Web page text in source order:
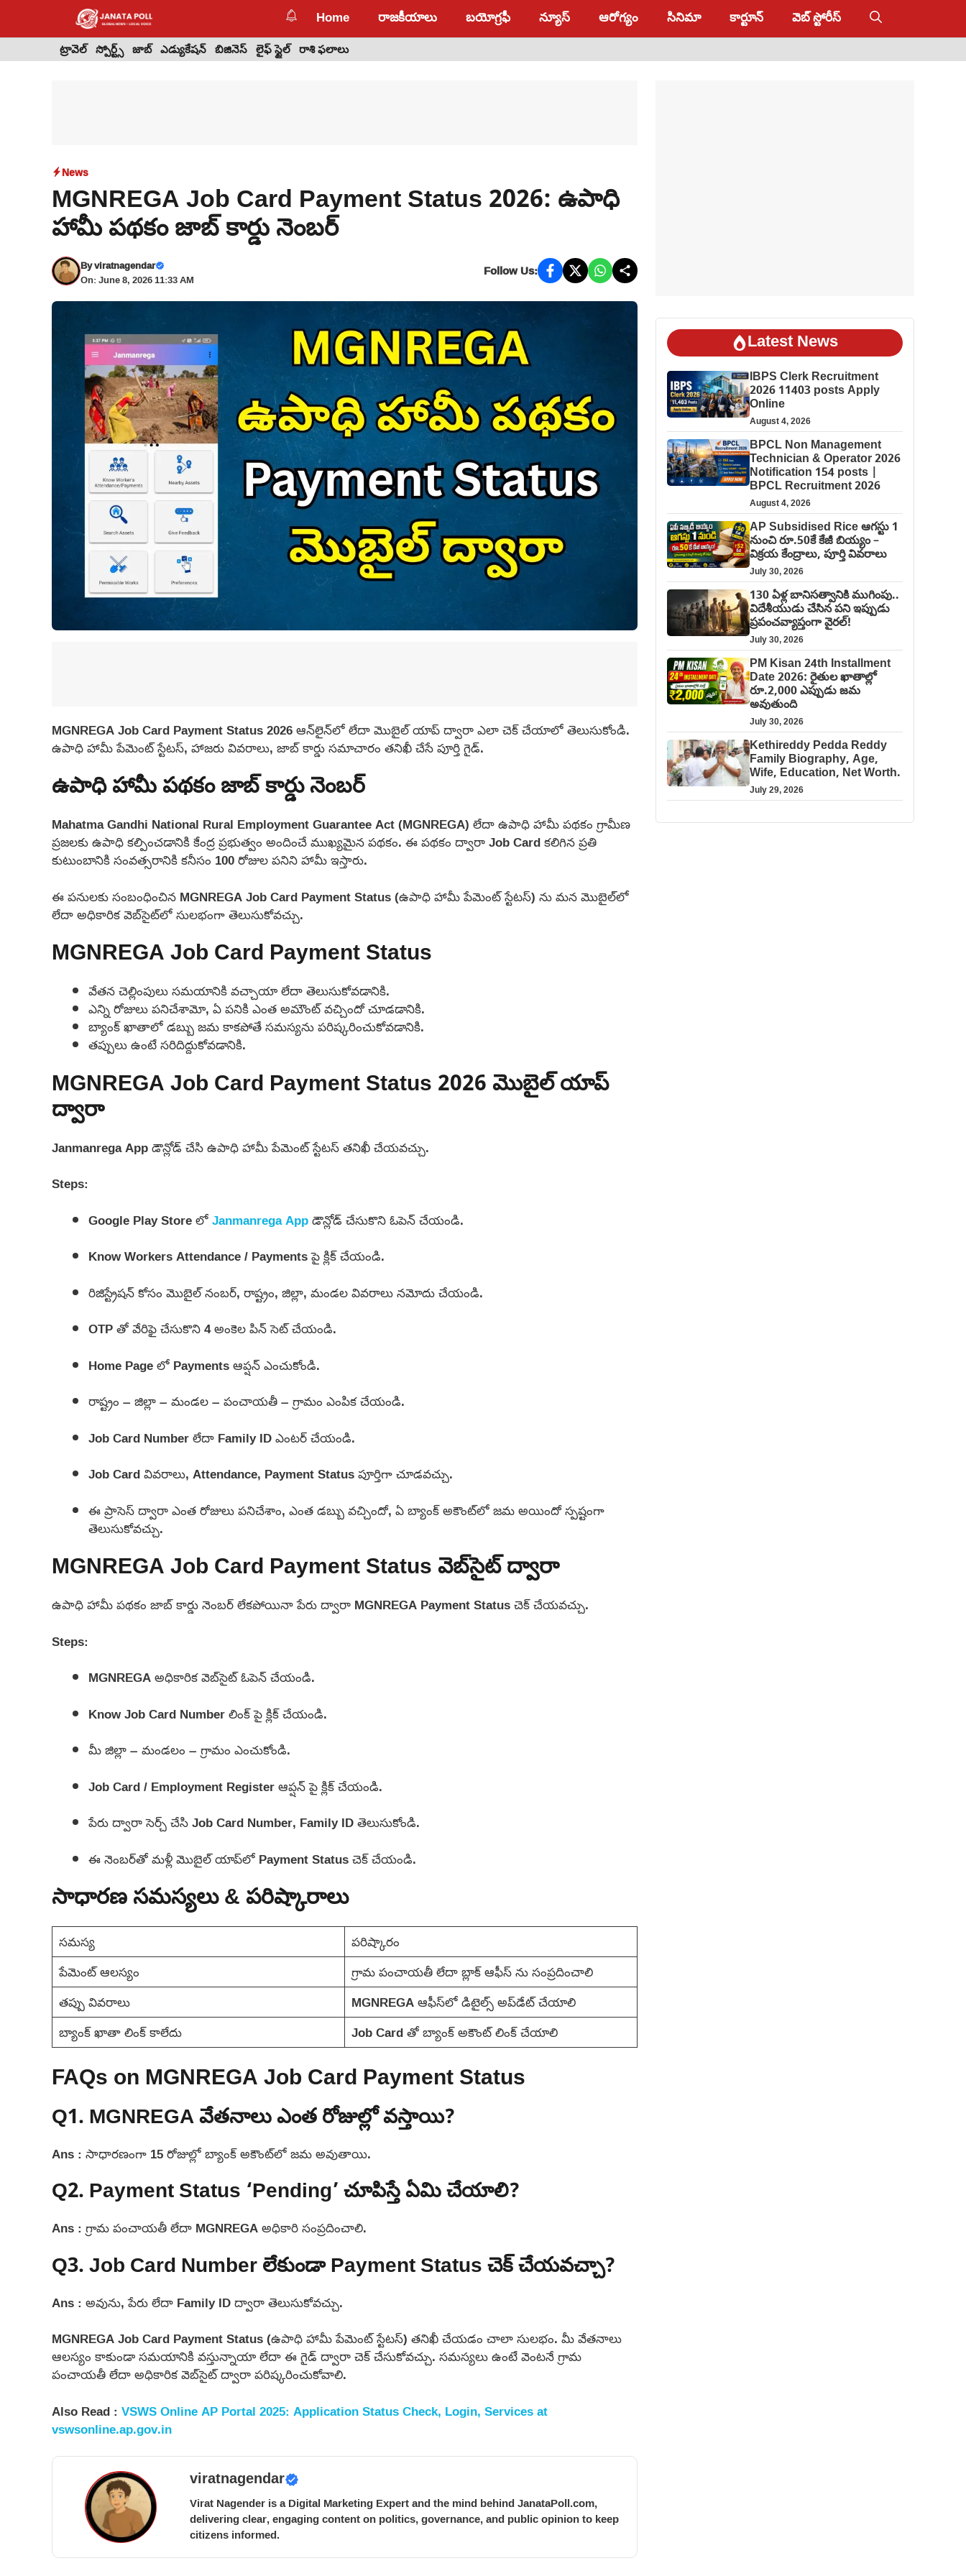
content
Home రాజకీయాలు బయోగ్రఫీ న్యూస్ ఆరోగ్యం సినిమా కార్టూన్ వెబ్ స్టోరీస్
ట్రావెల్ స్పోర్ట్స్ జాబ్ ఎడ్యుకేషన్ బిజినెస్ లైఫ్ స్టైల్ రాశి ఫలాలు
News
MGNREGA Job Card Payment Status 2026: ఉపాధి
హామీ పథకం జాబ్ కార్డు నెంబర్
Byviratnagendar
On: June 8, 2026 11:33 AM
Follow Us:
MGNREGA Job Card Payment Status 2026 ఆన్‌లైన్‌లో లేదా మొబైల్ యాప్ ద్వారా ఎలా చెక్ చేయాలో తెలుసుకోండి.
ఉపాధి హామీ పేమెంట్ స్టేటస్, హాజరు వివరాలు, జాబ్ కార్డు సమాచారం తనిఖీ చేసే పూర్తి గైడ్.
ఉపాధి హామీ పథకం జాబ్ కార్డు నెంబర్
Mahatma Gandhi National Rural Employment Guarantee Act (MGNREGA) లేదా ఉపాధి హామీ పథకం గ్రామీణ
ప్రజలకు ఉపాధి కల్పించడానికి కేంద్ర ప్రభుత్వం అందించే ముఖ్యమైన పథకం. ఈ పథకం ద్వారా Job Card కలిగిన ప్రతి
కుటుంబానికి సంవత్సరానికి కనీసం 100 రోజుల పనిని హామీ ఇస్తారు.
ఈ పనులకు సంబంధించిన MGNREGA Job Card Payment Status (ఉపాధి హామీ పేమెంట్ స్టేటస్) ను మన మొబైల్‌లో
లేదా అధికారిక వెబ్‌సైట్‌లో సులభంగా తెలుసుకోవచ్చు.
MGNREGA Job Card Payment Status
వేతన చెల్లింపులు సమయానికి వచ్చాయా లేదా తెలుసుకోవడానికి.
ఎన్ని రోజులు పనిచేశామో, ఏ పనికి ఎంత అమౌంట్ వచ్చిందో చూడడానికి.
బ్యాంక్ ఖాతాలో డబ్బు జమ కాకపోతే సమస్యను పరిష్కరించుకోవడానికి.
తప్పులు ఉంటే సరిదిద్దుకోవడానికి.
MGNREGA Job Card Payment Status 2026 మొబైల్ యాప్
ద్వారా
Janmanrega App డౌన్లోడ్ చేసి ఉపాధి హామీ పేమెంట్ స్టేటస్ తనిఖీ చేయవచ్చు.
Steps:
Google Play Store లోJanmanrega Appడౌన్లోడ్ చేసుకొని ఓపెన్ చేయండి.
Know Workers Attendance / Payments పై క్లిక్ చేయండి.
రిజిస్ట్రేషన్ కోసం మొబైల్ నంబర్, రాష్ట్రం, జిల్లా, మండల వివరాలు నమోదు చేయండి.
OTP తో వేరిఫై చేసుకొని 4 అంకెల పిన్ సెట్ చేయండి.
Home Page లో Payments ఆప్షన్ ఎంచుకోండి.
రాష్ట్రం – జిల్లా – మండల – పంచాయతీ – గ్రామం ఎంపిక చేయండి.
Job Card Number లేదా Family ID ఎంటర్ చేయండి.
Job Card వివరాలు, Attendance, Payment Status పూర్తిగా చూడవచ్చు.
ఈ ప్రాసెస్ ద్వారా ఎంత రోజులు పనిచేశాం, ఎంత డబ్బు వచ్చిందో, ఏ బ్యాంక్ అకౌంట్‌లో జమ అయిందో స్పష్టంగా
తెలుసుకోవచ్చు.
MGNREGA Job Card Payment Status వెబ్‌సైట్ ద్వారా
ఉపాధి హామీ పథకం జాబ్ కార్డు నెంబర్ లేకపోయినా పేరు ద్వారా MGNREGA Payment Status చెక్ చేయవచ్చు.
Steps:
MGNREGA అధికారిక వెబ్‌సైట్ ఓపెన్ చేయండి.
Know Job Card Number లింక్ పై క్లిక్ చేయండి.
మీ జిల్లా – మండలం – గ్రామం ఎంచుకోండి.
Job Card / Employment Register ఆప్షన్ పై క్లిక్ చేయండి.
పేరు ద్వారా సెర్చ్ చేసి Job Card Number, Family ID తెలుసుకోండి.
ఈ నెంబర్‌తో మళ్లీ మొబైల్ యాప్‌లో Payment Status చెక్ చేయండి.
సాధారణ సమస్యలు & పరిష్కారాలు
సమస్య
పరిష్కారం
పేమెంట్ ఆలస్యం
గ్రామ పంచాయతీ లేదా బ్లాక్ ఆఫీస్ ను సంప్రదించాలి
తప్పు వివరాలు
MGNREGA ఆఫీస్‌లో డిటైల్స్ అప్‌డేట్ చేయాలి
బ్యాంక్ ఖాతా లింక్ కాలేదు
Job Card తో బ్యాంక్ అకౌంట్ లింక్ చేయాలి
FAQs on MGNREGA Job Card Payment Status
Q1. MGNREGA వేతనాలు ఎంత రోజుల్లో వస్తాయి?
Ans : సాధారణంగా 15 రోజుల్లో బ్యాంక్ అకౌంట్‌లో జమ అవుతాయి.
Q2. Payment Status ‘Pending’ చూపిస్తే ఏమి చేయాలి?
Ans : గ్రామ పంచాయతీ లేదా MGNREGA అధికారి సంప్రదించాలి.
Q3. Job Card Number లేకుండా Payment Status చెక్ చేయవచ్చా?
Ans : అవును, పేరు లేదా Family ID ద్వారా తెలుసుకోవచ్చు.
MGNREGA Job Card Payment Status (ఉపాధి హామీ పేమెంట్ స్టేటస్) తనిఖీ చేయడం చాలా సులభం. మీ వేతనాలు
ఆలస్యం కాకుండా సమయానికి వస్తున్నాయా లేదా ఈ గైడ్ ద్వారా చెక్ చేసుకోవచ్చు. సమస్యలు ఉంటే వెంటనే గ్రామ
పంచాయతీ లేదా అధికారిక వెబ్‌సైట్ ద్వారా పరిష్కరించుకోవాలి.
Also Read : VSWS Online AP Portal 2025: Application Status Check, Login, Services at
vswsonline.ap.gov.in
viratnagendar
Virat Nagender is a Digital Marketing Expert and the mind behind JanataPoll.com,
delivering clear, engaging content on politics, governance, and public opinion to keep
citizens informed.
Latest News
IBPS Clerk Recruitment
2026 11403 posts Apply
Online
August 4, 2026
BPCL Non Management
Technician & Operator 2026
Notification 154 posts |
BPCL Recruitment 2026
August 4, 2026
AP Subsidised Rice ఆగస్టు 1
నుంచి రూ.50కే కేజీ బియ్యం –
విక్రయ కేంద్రాలు, పూర్తి వివరాలు
July 30, 2026
130 ఏళ్ల బానిసత్వానికి ముగింపు..
విదేశీయుడు చేసిన పని ఇప్పుడు
ప్రపంచవ్యాప్తంగా వైరల్!
July 30, 2026
PM Kisan 24th Installment
Date 2026: రైతుల ఖాతాల్లో
రూ.2,000 ఎప్పుడు జమ
అవుతుంది
July 30, 2026
Kethireddy Pedda Reddy
Family Biography, Age,
Wife, Education, Net Worth.
July 29, 2026